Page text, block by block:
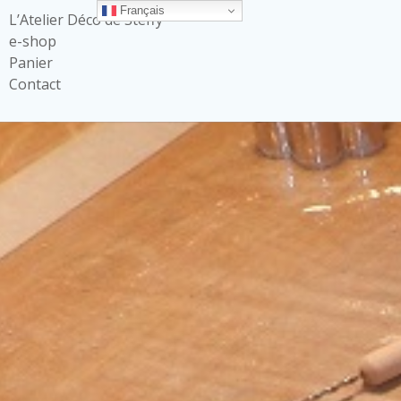
L’Atelier Déco de Steffy
e-shop
Panier
Contact
Français